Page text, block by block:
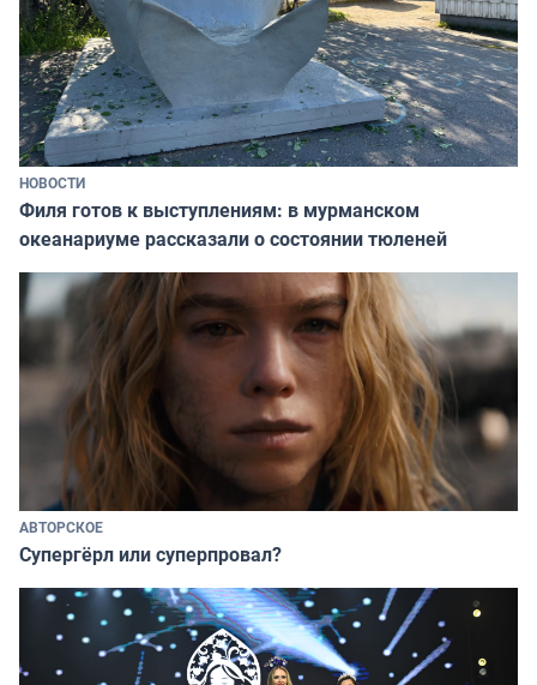
НОВОСТИ
Филя готов к выступлениям: в мурманском
океанариуме рассказали о состоянии тюленей
АВТОРСКОЕ
Супергёрл или суперпровал?